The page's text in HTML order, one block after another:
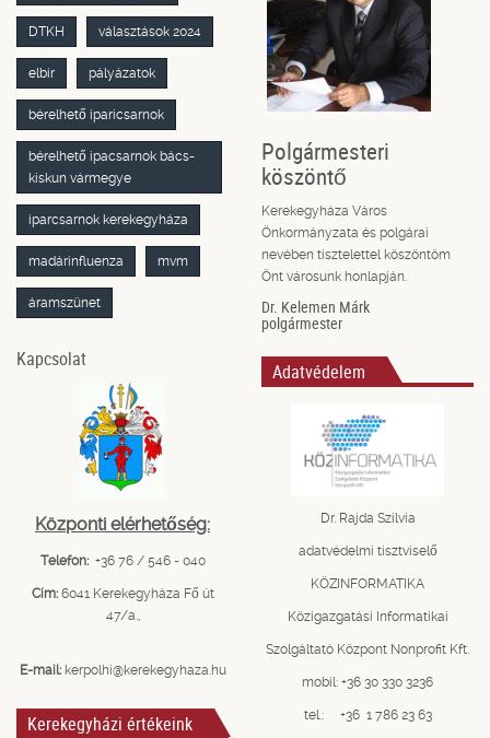
DTKH választások 2024
elbir pályázatok
bérelhető iparicsarnok
bérelhető ipacsarnok bács-
kiskun vármegye
iparcsarnok kerekegyháza
madárinfluenza mvm
áramszünet
Kapcsolat
Központi elérhetőség:
Telefon: +36 76 / 546 - 040
Cím: 6041 Kerekegyháza Fő út
47/a.,
E-mail: kerpolhi@kerekegyhaza.hu
Kerekegyházi értékeink
Polgármesteri
köszöntő
Kerekegyháza Város
Önkormányzata és polgárai
nevében tisztelettel köszöntöm
Önt városunk honlapján.
Dr. Kelemen Márk
polgármester
Adatvédelem
Dr. Rajda Szilvia
adatvédelmi tisztviselő
KÖZINFORMATIKA
Közigazgatási Informatikai
Szolgáltató Központ Nonprofit Kft.
mobil: +36 30 330 3236
tel.: +36 1 786 23 63